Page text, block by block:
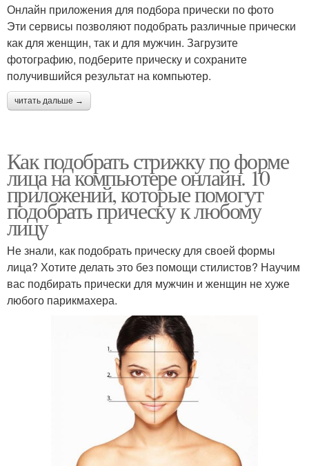
Онлайн приложения для подбора прически по фото
Эти сервисы позволяют подобрать различные прически
как для женщин, так и для мужчин. Загрузите
фотографию, подберите прическу и сохраните
получившийся результат на компьютер.
читать дальше →
Как подобрать стрижку по форме
лица на компьютере онлайн. 10
приложений, которые помогут
подобрать прическу к любому
лицу
Не знали, как подобрать прическу для своей формы
лица? Хотите делать это без помощи стилистов? Научим
вас подбирать прически для мужчин и женщин не хуже
любого парикмахера.